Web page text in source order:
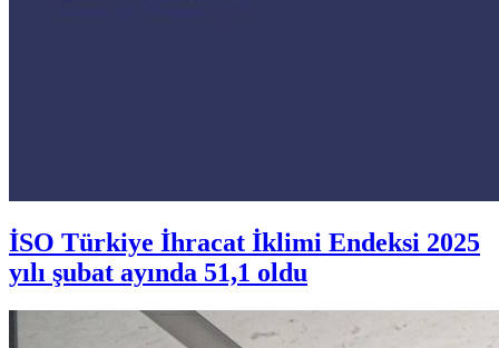
İSO Türkiye İhracat İklimi Endeksi 2025
yılı şubat ayında 51,1 oldu